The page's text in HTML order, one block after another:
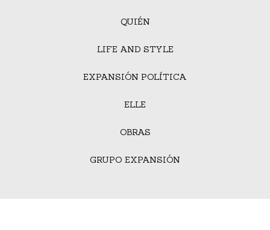
QUIÉN
LIFE AND STYLE
EXPANSIÓN POLÍTICA
ELLE
OBRAS
GRUPO EXPANSIÓN